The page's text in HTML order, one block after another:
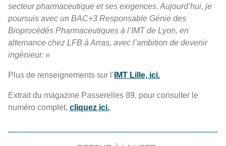
secteur pharmaceutique et ses exigences. Aujourd’hui, je
poursuis avec un BAC+3 Responsable Génie des
Bioprocédés Pharmaceutiques à l’IMT de Lyon, en
alternance chez LFB à Arras, avec l’ambition de devenir
ingénieur. »
Plus de renseignements sur l’ IMT Lille, ici.
Extrait du magazine Passerelles 89, pour consulter le
numéro complet, cliquez ici.